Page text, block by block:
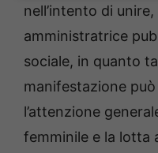
nell’intento di
amministratrice
sociale, in quanto
manifestazione
l’attenzione
femminile e la lotta